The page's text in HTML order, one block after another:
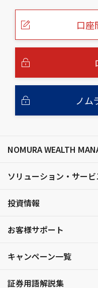
口座
ノム
NOMURA WEALTH
ソリューション・サービ
投資情報
お客様サポート
キャンペーン一覧
証券用語解説集